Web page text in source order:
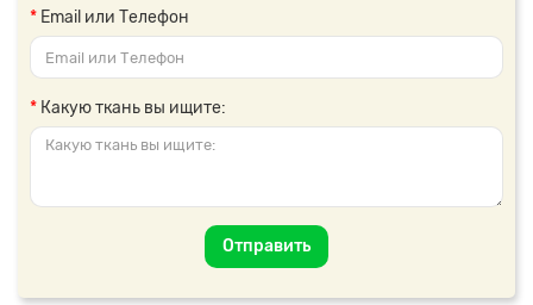
Email или Телефон
Какую ткань вы ищите:
Отправить